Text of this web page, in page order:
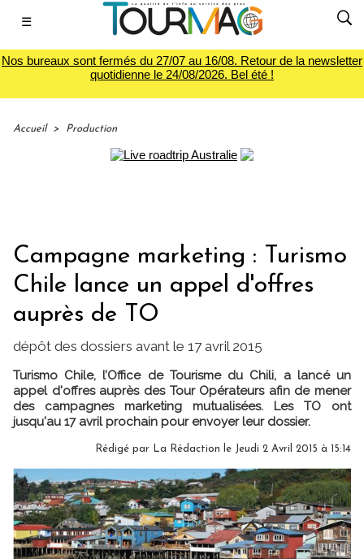
☰
Nos bureaux sont fermés du 27/07 au 16/08. Retour de la newsletter
quotidienne le 24/08/2026. Bel été !
Accueil > Production
Campagne marketing : Turismo
Chile lance un appel d'offres
auprès de TO
dépôt des dossiers avant le 17 avril 2015
Turismo Chile, l’Office de Tourisme du Chili, a lancé un
appel d'offres auprès des Tour Opérateurs afin de mener
des campagnes marketing mutualisées. Les TO ont
jusqu'au 17 avril prochain pour envoyer leur dossier.
Rédigé par La Rédaction le Jeudi 2 Avril 2015 à 15:14